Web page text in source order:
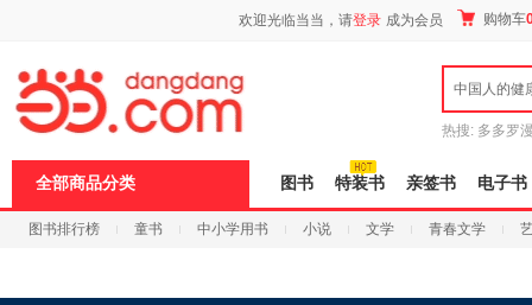
欢迎光临当当，请登录 成为会员 购物车
中国人的健
热搜: 多多罗
全部商品分类 图书 特装书 亲签书 电子书
图书排行榜 童书 中小学用书 小说 文学 青春文学
页